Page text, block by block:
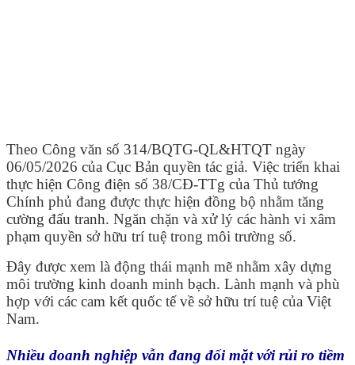
Theo Công văn số 314/BQTG-QL&HTQT ngày
06/05/2026 của Cục Bản quyền tác giả. Việc triển khai
thực hiện Công điện số 38/CĐ-TTg của Thủ tướng
Chính phủ đang được thực hiện đồng bộ nhằm tăng
cường đấu tranh. Ngăn chặn và xử lý các hành vi xâm
phạm quyền sở hữu trí tuệ trong môi trường số.
Đây được xem là động thái mạnh mẽ nhằm xây dựng
môi trường kinh doanh minh bạch. Lành mạnh và phù
hợp với các cam kết quốc tế về sở hữu trí tuệ của Việt
Nam.
Nhiều doanh nghiệp vẫn đang đối mặt với rủi ro tiềm